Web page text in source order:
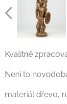
Kvalitně
Není to
materiál dřevo,